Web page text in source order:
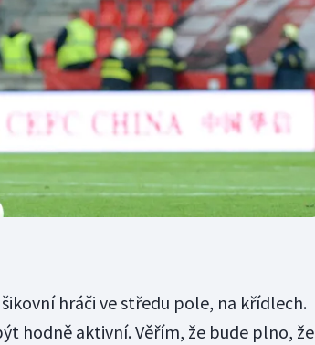
hráči ve středu pole, na křídlech.
hodně aktivní. Věřím, že bude plno, že